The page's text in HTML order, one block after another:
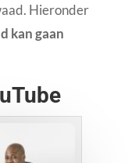
Hieronder
kan gaan